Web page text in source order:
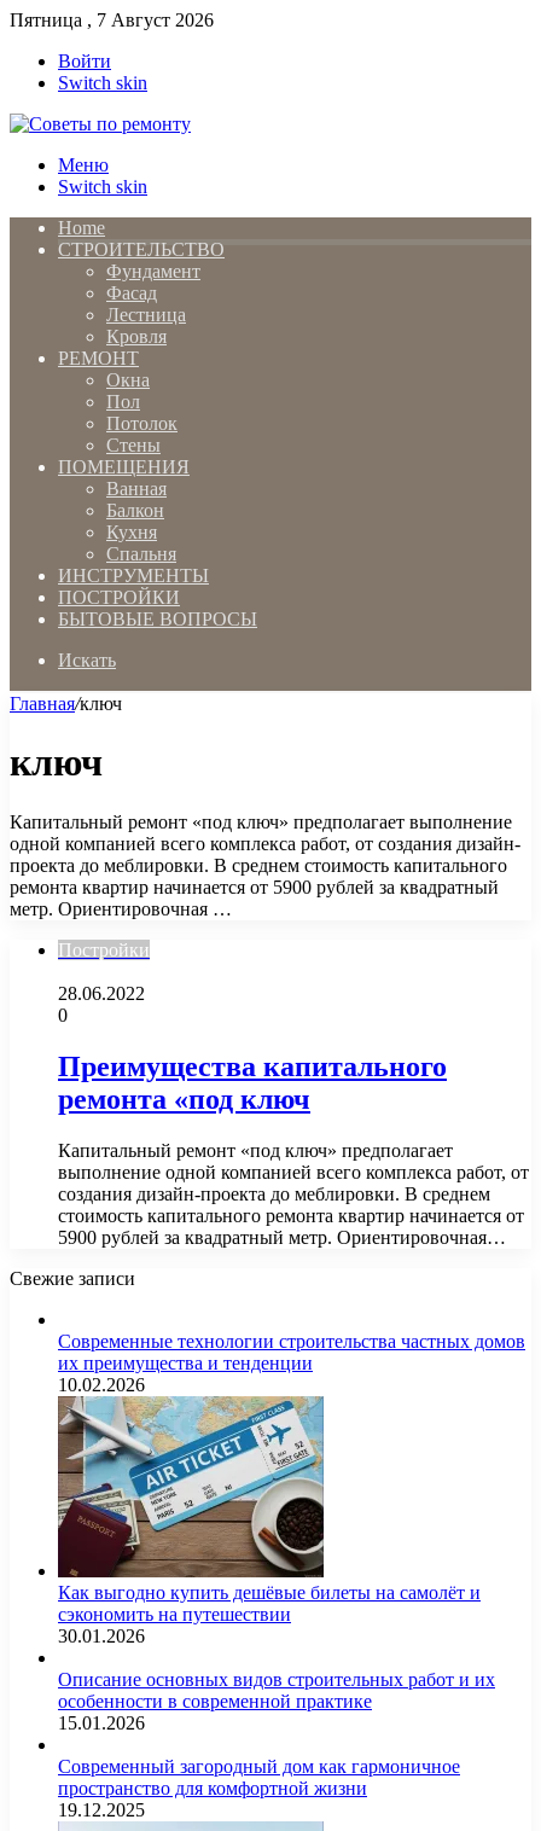
Пятница , 7 Август 2026
Войти
Switch skin
Меню
Switch skin
Home
СТРОИТЕЛЬСТВО
Фундамент
Фасад
Лестница
Кровля
РЕМОНТ
Окна
Пол
Потолок
Стены
ПОМЕЩЕНИЯ
Ванная
Балкон
Кухня
Спальня
ИНСТРУМЕНТЫ
ПОСТРОЙКИ
БЫТОВЫЕ ВОПРОСЫ
Искать
Главная/ключ
ключ
Капитальный ремонт «под ключ» предполагает выполнение
одной компанией всего комплекса работ, от создания дизайн-
проекта до меблировки. В среднем стоимость капитального
ремонта квартир начинается от 5900 рублей за квадратный
метр. Ориентировочная …
Постройки
28.06.2022
0
Преимущества капитального
ремонта «под ключ
Капитальный ремонт «под ключ» предполагает
выполнение одной компанией всего комплекса работ, от
создания дизайн-проекта до меблировки. В среднем
стоимость капитального ремонта квартир начинается от
5900 рублей за квадратный метр. Ориентировочная…
Свежие записи
Современные технологии строительства частных домов
их преимущества и тенденции
10.02.2026
Как выгодно купить дешёвые билеты на самолёт и
сэкономить на путешествии
30.01.2026
Описание основных видов строительных работ и их
особенности в современной практике
15.01.2026
Современный загородный дом как гармоничное
пространство для комфортной жизни
19.12.2025